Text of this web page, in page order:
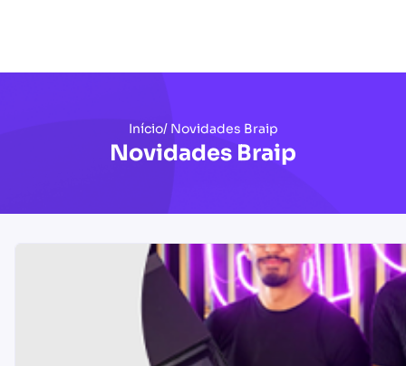
Início/ Novidades Braip
Novidades Braip